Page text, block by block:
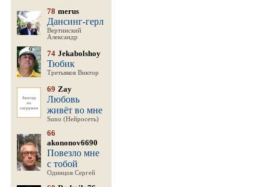
78 merus
Дансинг-герл
Вертинский
Александр
74 Jekabolshoy
Тюбик
Третьяков Виктор
69 Zay
Любовь
живёт во мне
Suno (Нейросеть)
66
akononov6690
Повезло мне
с тобой
Одинцов Сергей